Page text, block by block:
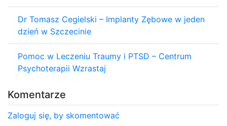
Dr Tomasz Cegielski – Implanty Zębowe w jeden
dzień w Szczecinie
Pomoc w Leczeniu Traumy i PTSD – Centrum
Psychoterapii Wzrastaj
Komentarze
Zaloguj się, by skomentować